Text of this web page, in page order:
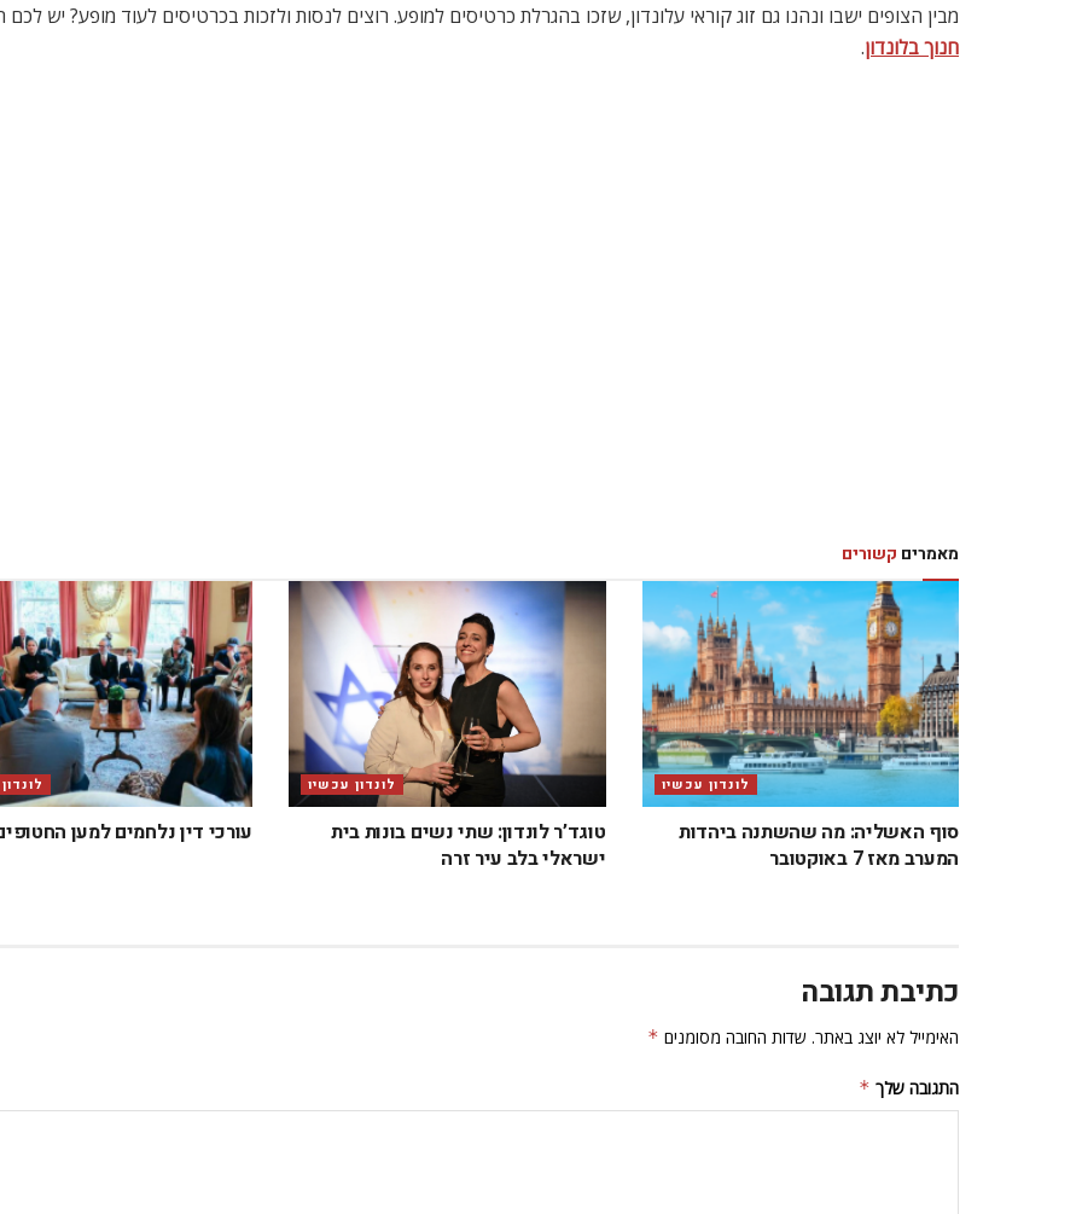
מבין הצופים ישבו ונהנו גם זוג קוראי עלונדון, שזכו בהגרלת כרטיסים למופע. רוצים לנסות ולזכות בכרטיסים לעוד מופע?
חנוך בלונדון.
מאמרים קשורים
לונדון עכשיו
סוף האשליה: מה שהשתנה ביהדות
המערב מאז 7 באוקטובר
לונדון עכשיו
טוגד’ר לונדון: שתי נשים בונות בית
ישראלי בלב עיר זרה
עורכי דין נלחמים למען
כתיבת תגובה
האימייל לא יוצג באתר. שדות החובה מסומנים *
התגובה שלך *